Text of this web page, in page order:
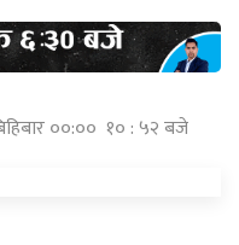
००:०० १० : ५२ बजे